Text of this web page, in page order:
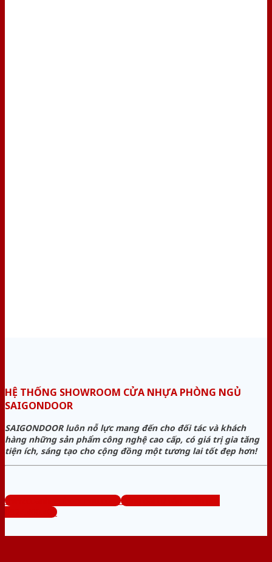
HỆ THỐNG SHOWROOM CỬA NHỰA PHÒNG NGỦ
SAIGONDOOR
SAIGONDOOR luôn nỗ lực mang đến cho đối tác và khách
hàng những sản phẩm công nghệ cao cấp, có giá trị gia tăng
tiện ích, sáng tạo cho cộng đồng một tương lai tốt đẹp hơn!
www.cuanhuaphongngu.com
Tổng đài tư vấn miễn phí:
0824.400.400